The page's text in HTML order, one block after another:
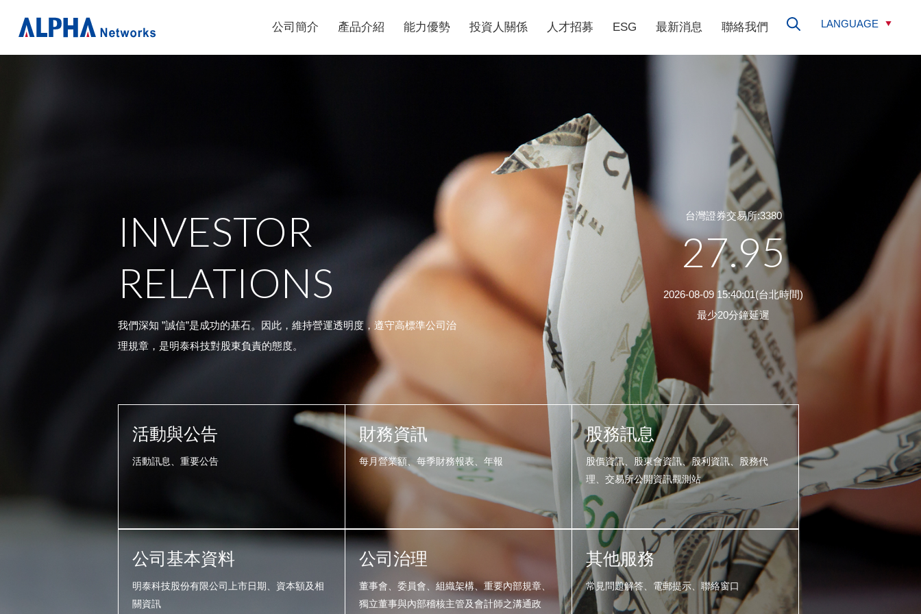
公司簡介 產品介紹 能力優勢 投資人關係 人才招募 ESG 最新消息 聯絡我們 LANGUAGE
INVESTOR
RELATIONS
我們深知 ”誠信”是成功的基石。因此，維持營運透明度，遵守高標準公司治
理規章，是明泰科技對股東負責的態度。
台灣證券交易所:3380
27.95
2026-08-09 15:40:01(台北時間)
最少20分鐘延遲
活動與公告
活動訊息、重要公告
財務資訊
每月營業額、每季財務報表、年報
股務訊息
股價資訊、股東會資訊、股利資訊、股務代
理、交易所公開資訊觀測站
公司基本資料
明泰科技股份有限公司上市日期、資本額及相
關資訊
公司治理
董事會、委員會、組織架構、重要內部規章、
獨立董事與內部稽核主管及會計師之溝通政
其他服務
常見問題解答、電郵提示、聯絡窗口